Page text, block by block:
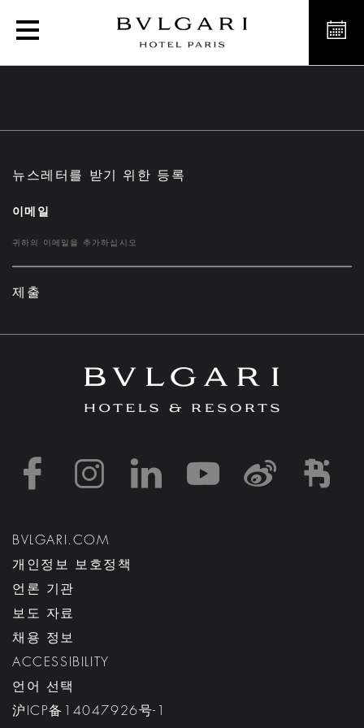
호텔
뉴스레터를 받기 위한 등록
이메일
제출
https://https://https://
https://
BVLGARI.COM
개인정보 보호정책
언론 기관
보도 자료
채용 정보
ACCESSIBILITY
언어 선택
沪ICP备14047926号-1